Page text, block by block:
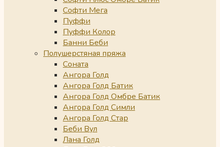
Софти Мега
Пуффи
Пуффи Колор
Банни Беби
Полушерстяная пряжа
Соната
Ангора Голд
Ангора Голд Батик
Ангора Голд Омбре Батик
Ангора Голд Симли
Ангора Голд Стар
Беби Вул
Лана Голд